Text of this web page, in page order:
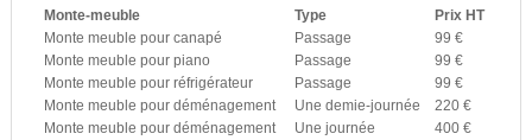
Monte-meuble Type
Prix HT
Monte meuble pour canapé
Passage
99 €
Monte meuble pour piano
Passage
99 €
Monte meuble pour réfrigérateur
Passage
99 €
Monte meuble pour déménagement
Une demie-journée
220 €
Monte meuble pour déménagement
Une journée 400 €